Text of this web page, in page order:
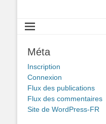
Méta
Inscription
Connexion
Flux des publications
Flux des commentaires
Site de WordPress-FR